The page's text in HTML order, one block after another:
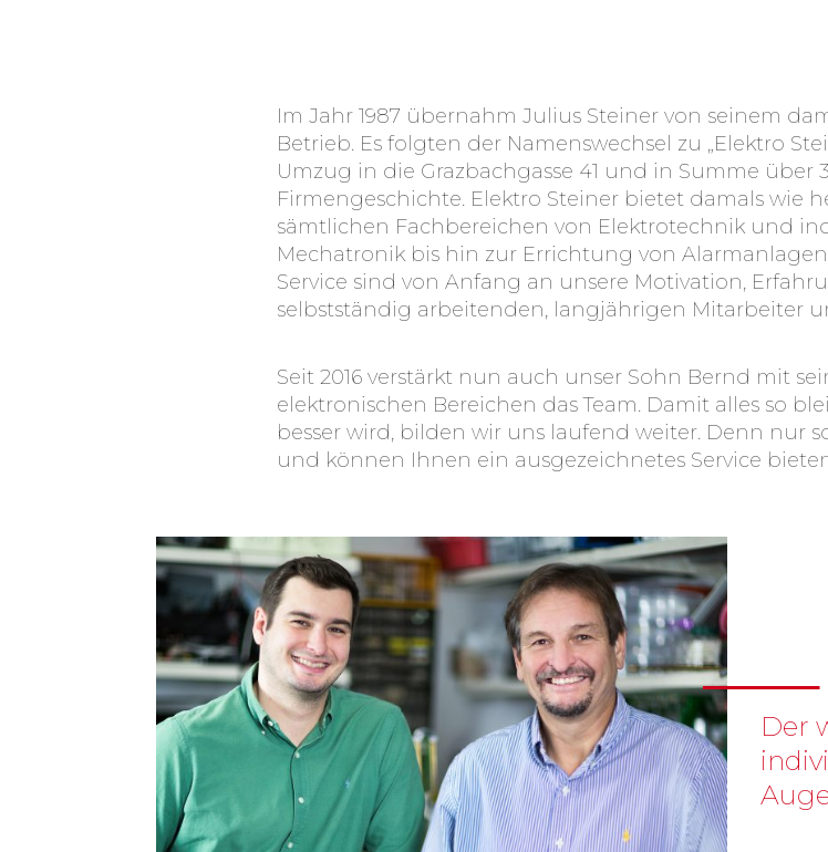
Im Jahr 1987 übernahm Julius Steiner von seinem
Betrieb. Es folgten der Namenswechsel zu „Elektro
Umzug in die Grazbachgasse 41 und in Summe über
Firmengeschichte. Elektro Steiner bietet damals wie
sämtlichen Fachbereichen von Elektrotechnik und
Mechatronik bis hin zur Errichtung von
Service sind von Anfang an unsere Motivation,
selbstständig arbeitenden, langjährigen Mitarbeiter
Seit 2016 verstärkt nun auch unser Sohn Bernd mit
elektronischen Bereichen das Team. Damit alles so
besser wird, bilden wir uns laufend weiter. Denn nur
und können Ihnen ein ausgezeichnetes Service
Der